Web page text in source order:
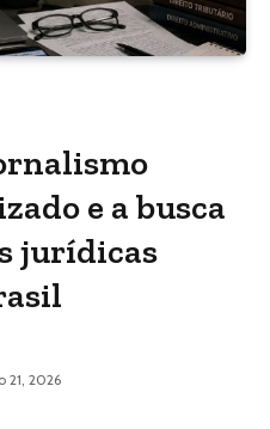
e a busca
jurídicas
21, 2026